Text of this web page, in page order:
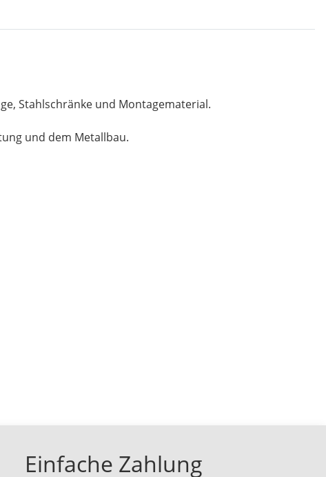
Stahlschränke und Montagematerial.
und dem Metallbau.
Einfache Zahlung